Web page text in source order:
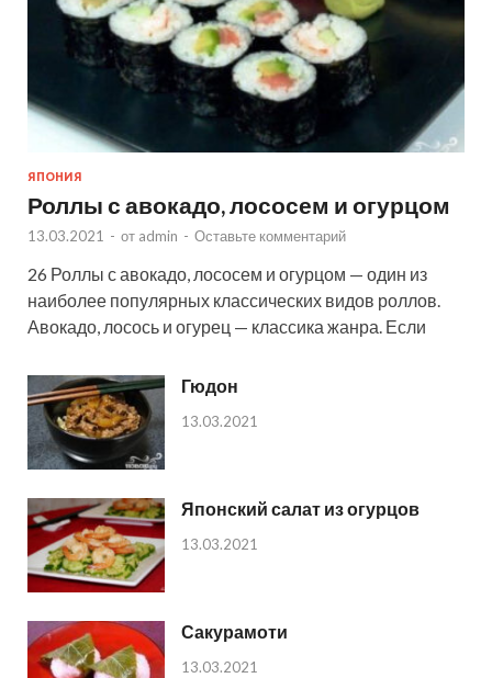
ЯПОНИЯ
Роллы с авокадо, лососем и огурцом
13.03.2021 - от admin - Оставьте комментарий
26 Роллы с авокадо, лососем и огурцом — один из
наиболее популярных классических видов роллов.
Авокадо, лосось и огурец — классика жанра. Если
Гюдон
13.03.2021
Японский салат из огурцов
13.03.2021
Сакурамоти
13.03.2021